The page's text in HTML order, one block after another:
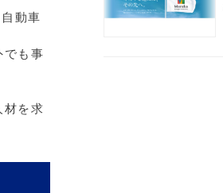
動車
でも事
材を求